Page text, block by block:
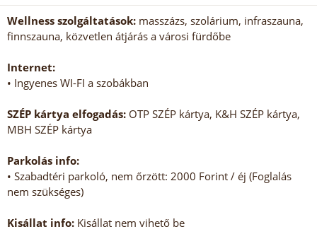
Wellness szolgáltatások: masszázs, szolárium, infraszauna,
finnszauna, közvetlen átjárás a városi fürdőbe
Internet:
• Ingyenes WI-FI a szobákban
SZÉP kártya elfogadás: OTP SZÉP kártya, K&H SZÉP kártya,
MBH SZÉP kártya
Parkolás info:
• Szabadtéri parkoló, nem őrzött: 2000 Forint / éj (Foglalás
nem szükséges)
Kisállat info: Kisállat nem vihető be